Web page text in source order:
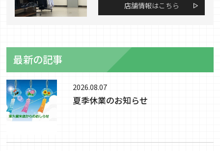
店舗情報はこちら
最新の記事
2026.08.07
夏季休業のお知らせ